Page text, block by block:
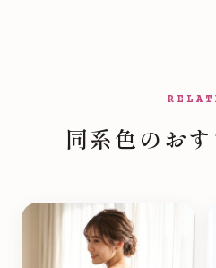
同系色のお